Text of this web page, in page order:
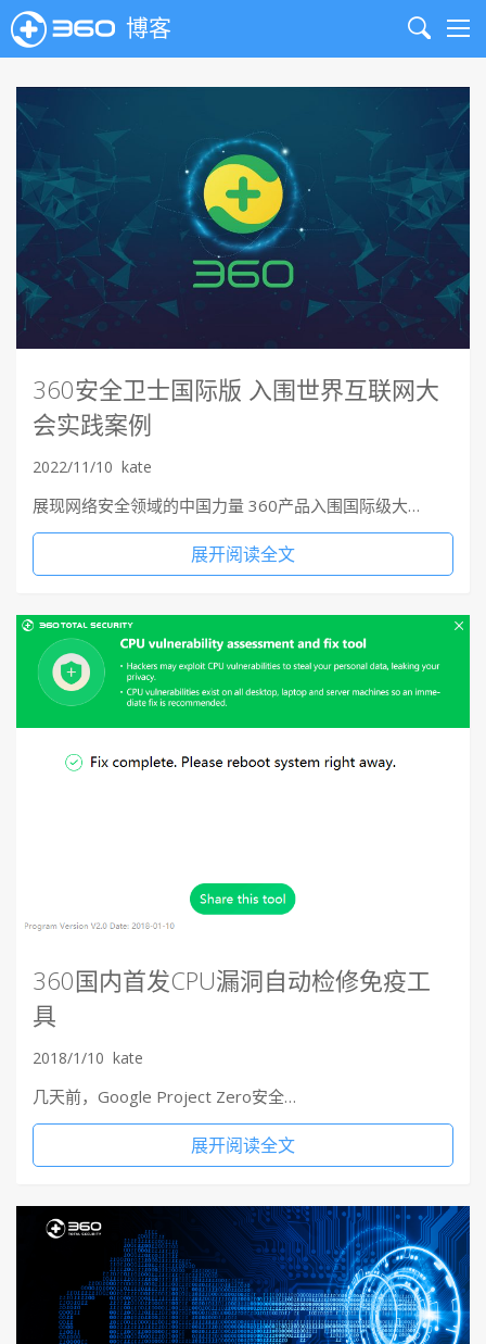
博客
Search
360安全卫士国际版 入围世界互联网大
会实践案例
2022/11/10 kate
展现网络安全领域的中国力量 360产品入围国际级大…
展开阅读全文
360国内首发CPU漏洞自动检修免疫工
具
2018/1/10 kate
几天前，Google Project Zero安全…
展开阅读全文